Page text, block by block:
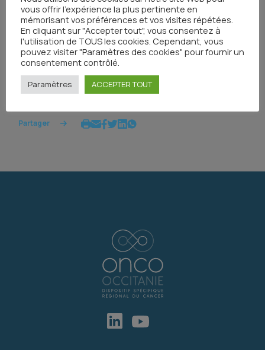
Partager
vous offrir l'expérience la plus pertinente en
mémorisant vos préférences et vos visites répétées.
En cliquant sur "Accepter tout", vous consentez à
l'utilisation de TOUS les cookies. Cependant, vous
pouvez visiter "Paramètres des cookies" pour fournir un
consentement contrôlé.
Paramètres ACCEPTER TOUT